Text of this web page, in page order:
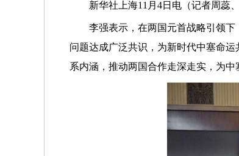
新华社上海11月4日电（记者周蕊
李强表示，在两国元首战略引领
问题达成广泛共识，为新时代中塞命
系内涵，推动两国合作走深走实，为中